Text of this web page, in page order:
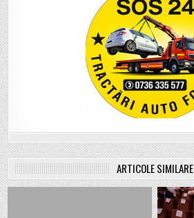
ARTICOLE SIMILARE